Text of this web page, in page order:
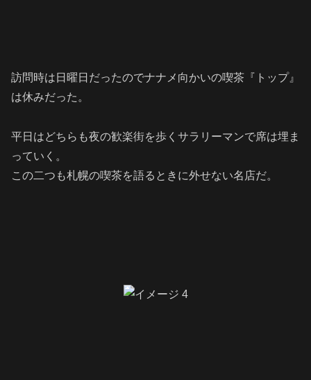
訪問時は日曜日だったのでナナメ向かいの喫茶『トップ』
は休みだった。
平日はどちらも夜の歓楽街を歩くサラリーマンで席は埋ま
っていく。
この二つも札幌の喫茶を語るときに外せない名店だ。